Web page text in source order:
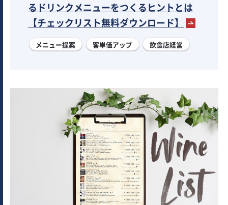
るドリンクメニューをつくるヒントとは
【チェックリスト無料ダウンロード】
メニュー提案 客単価アップ 飲食店経営